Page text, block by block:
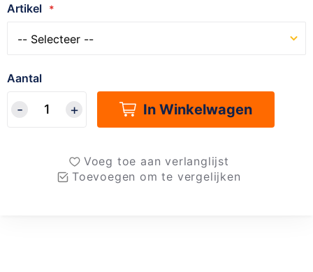
Artikel
Aantal
In Winkelwagen
Voeg toe aan verlanglijst
Toevoegen om te vergelijken